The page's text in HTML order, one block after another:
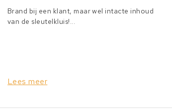
Brand bij een klant, maar wel intacte inhoud
van de sleutelkluis!...
Lees meer